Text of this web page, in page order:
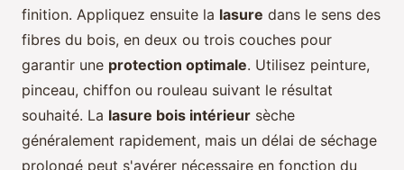
finition. Appliquez ensuite la lasure dans le sens des
fibres du bois, en deux ou trois couches pour
garantir une protection optimale. Utilisez peinture,
pinceau, chiffon ou rouleau suivant le résultat
souhaité. La lasure bois intérieur sèche
généralement rapidement, mais un délai de séchage
prolongé peut s'avérer nécessaire en fonction du